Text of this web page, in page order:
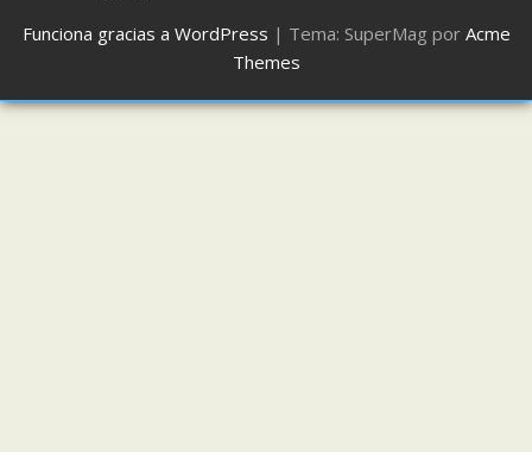
Funciona gracias a WordPress | Tema: SuperMag por Acme
Themes